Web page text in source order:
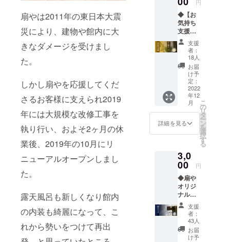
扇やは2011年の東日本大震
災により、建物や館内に大
きなダメージを受けまし
た。
しかし扇やを応援してくだ
さるお客様に支えられ2019
年には大規模な改修工事を
執り行い、およそ2ヶ月の休
業後、2019年の10月にリ
ニューアルオープンしまし
た。
露天風呂も新しくなり館内
の内装も綺麗になって、こ
れから勢いをつけて再出
円
◆【お
気持ち
支援】
サンク
スレ
ター
【リ
ターン
詳細】
①サン
クスレ
ター ※
画像は
イメー
ジです
※お届け
いたし
ます。 \
送料・
消費税
込みの
価格と
なりま
す。/
支援
者：
18人
お届
け予
定：
2022
年12
月
詳細を見る
こ
の
リ
タ
ー
ン
を
選
択
す
る
3,0
00 円
◆扇や
オリジ
ナル
グッズ
２点
【リ
ターン
詳細】
支援
者：
43人
お届
け予